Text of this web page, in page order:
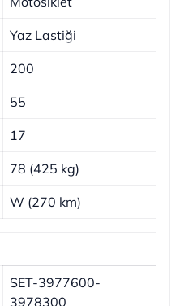
Yaz Lastiği
200
55
17
78 (425 kg)
W (270 km)
SET-3977600-
3978300